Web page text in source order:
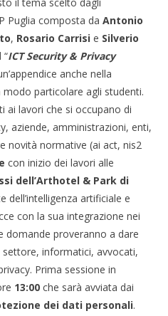
Puglia composta daAntonio
, Rosario Carrisi e Silverio
“ICT Security & Privacy
anche nella
particolare agli studenti.
ai lavori che si occupano di
aziende, amministrazioni, enti,
novità normative (ai act, nis2
con inizio dei lavori alle
dell’Arthotel & Park di
dell’intelligenza artificiale e
con la sua integrazione nei
domande proveranno a dare
informatici, avvocati,
Prima sessione in
13:00 che sarà avviata dai
dei dati personali.